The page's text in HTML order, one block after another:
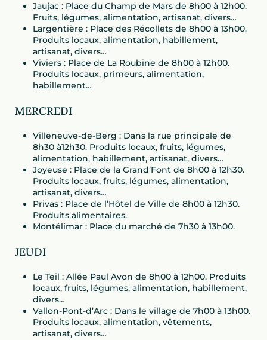
Jaujac : Place du Champ de Mars de 8h00 à 12h00.
Fruits, légumes, alimentation, artisanat, divers…
Largentière : Place des Récollets de 8h00 à 13h00.
Produits locaux, alimentation, habillement,
artisanat, divers…
Viviers : Place de La Roubine de 8h00 à 12h00.
Produits locaux, primeurs, alimentation,
habillement…
MERCREDI
Villeneuve-de-Berg : Dans la rue principale de
8h30 à12h30. Produits locaux, fruits, légumes,
alimentation, habillement, artisanat, divers…
Joyeuse : Place de la Grand’Font de 8h00 à 12h30.
Produits locaux, fruits, légumes, alimentation,
artisanat, divers…
Privas : Place de l’Hôtel de Ville de 8h00 à 12h30.
Produits alimentaires.
Montélimar : Place du marché de 7h30 à 13h00.
JEUDI
Le Teil : Allée Paul Avon de 8h00 à 12h00. Produits
locaux, fruits, légumes, alimentation, habillement,
divers…
Vallon-Pont-d’Arc : Dans le village de 7h00 à 13h00.
Produits locaux, alimentation, vêtements,
artisanat, divers…